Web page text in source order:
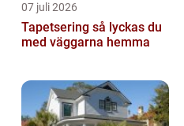
07 juli 2026
Tapetsering så lyckas du
med väggarna hemma